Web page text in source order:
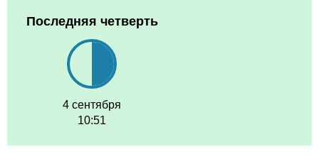
Последняя четверть
4 сентября
10:51